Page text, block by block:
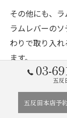
その他にも、ラ
ラムレバーの
わりで取り入れ
ます。
ヘルシー志向
ラム肉しゃぶ
03-
五反
五反田本店予